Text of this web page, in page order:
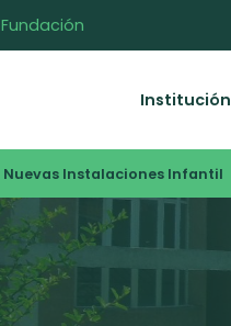
Fundación
Institución
Nuevas Instalaciones Infantil